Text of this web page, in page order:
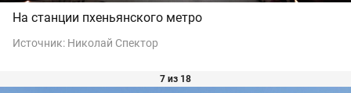
На станции пхеньянского метро
Источник: Николай Спектор
7 из 18